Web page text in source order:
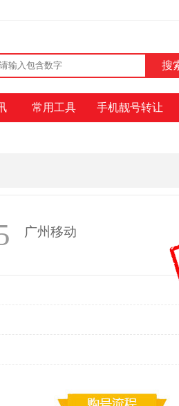
常用工具 手机靓号转让
广州移动